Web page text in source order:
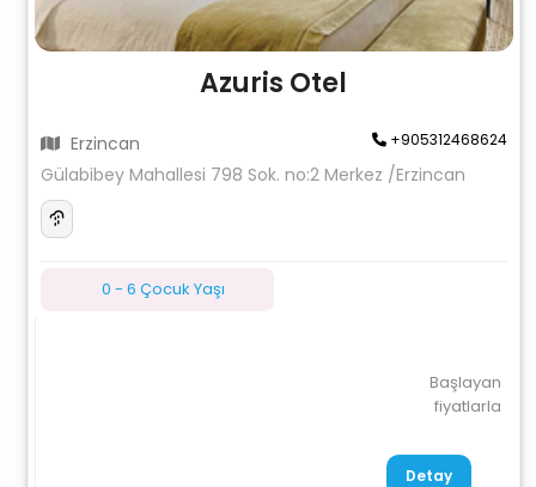
Azuris Otel
Erzincan +905312468624
Gülabibey Mahallesi 798 Sok. no:2 Merkez /Erzincan
0 - 6 Çocuk Yaşı
Başlayan
fiyatlarla
Detay